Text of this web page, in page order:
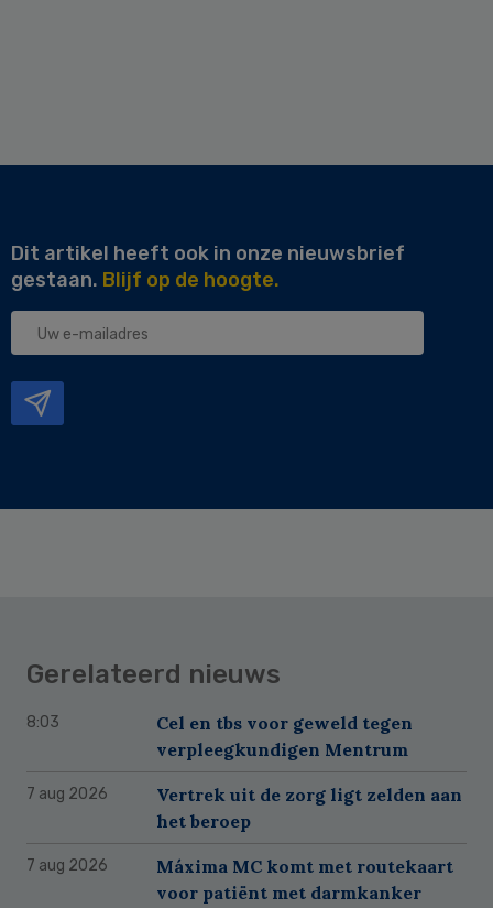
Dit artikel heeft ook in onze nieuwsbrief
gestaan. Blijf op de hoogte.
Uw
Gerelateerd nieuws
8:03
Cel en tbs voor geweld tegen
verpleegkundigen Mentrum
7 aug 2026
Vertrek uit de zorg ligt zelden aan
het beroep
7 aug 2026
Máxima MC komt met routekaart
voor patiënt met darmkanker